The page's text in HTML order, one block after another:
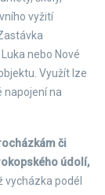
vyžití
nebo Nové
Využít lze
napojení na
či
údolí,
vycházka podél